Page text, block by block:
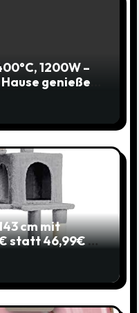
1200W –
genießen!
cm mit
statt 46,99€ –